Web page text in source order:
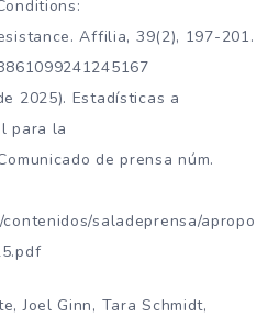
Affilia, 39(2), 197-201.
2025). Estadísticas a
para la
de prensa núm.
saladeprensa/apropo
Joel Ginn, Tara Schmidt,